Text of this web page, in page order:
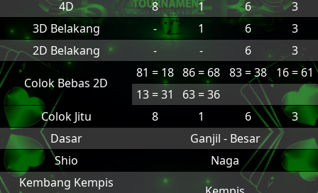
4D
8 1 6
3
3D Belakang
- 1 6
3
2D Belakang
- - 6 3
Colok Bebas 2D
81 = 18 86 = 68 83 = 38
16 = 61
13 = 31
63 = 36
Colok Jitu
8 1 6
3
Dasar
Ganjil - Besar
Shio
Naga
Kembang Kempis